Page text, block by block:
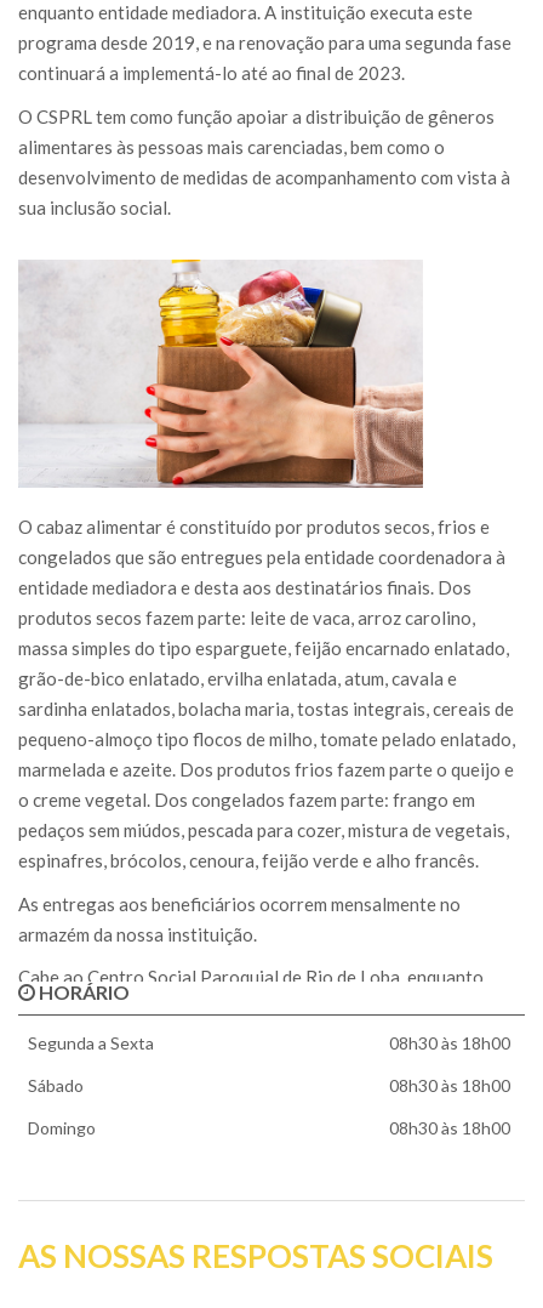
enquanto entidade mediadora. A instituição executa este
programa desde 2019, e na renovação para uma segunda fase
continuará a implementá-lo até ao final de 2023.
O CSPRL tem como função apoiar a distribuição de gêneros
alimentares às pessoas mais carenciadas, bem como o
desenvolvimento de medidas de acompanhamento com vista à
sua inclusão social.
O cabaz alimentar é constituído por produtos secos, frios e
congelados que são entregues pela entidade coordenadora à
entidade mediadora e desta aos destinatários finais. Dos
produtos secos fazem parte: leite de vaca, arroz carolino,
massa simples do tipo esparguete, feijão encarnado enlatado,
grão-de-bico enlatado, ervilha enlatada, atum, cavala e
sardinha enlatados, bolacha maria, tostas integrais, cereais de
pequeno-almoço tipo flocos de milho, tomate pelado enlatado,
marmelada e azeite. Dos produtos frios fazem parte o queijo e
o creme vegetal. Dos congelados fazem parte: frango em
pedaços sem miúdos, pescada para cozer, mistura de vegetais,
espinafres, brócolos, cenoura, feijão verde e alho francês.
As entregas aos beneficiários ocorrem mensalmente no
armazém da nossa instituição.
Cabe ao Centro Social Paroquial de Rio de Loba, enquanto
entidade mediadora, o apoio a 160 beneficiários, num total de
80 agregados familiares mensais.
HORÁRIO
Segunda a Sexta 08h30 às 18h00
Sábado 08h30 às 18h00
Domingo 08h30 às 18h00
AS NOSSAS RESPOSTAS SOCIAIS